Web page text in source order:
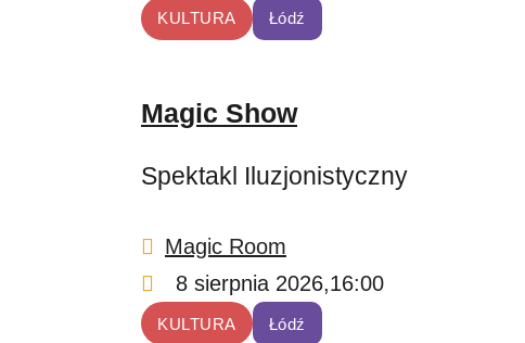
KULTURA Łódź
Magic Show
Spektakl Iluzjonistyczny
Magic Room
8 sierpnia 2026,16:00
KULTURA Łódź